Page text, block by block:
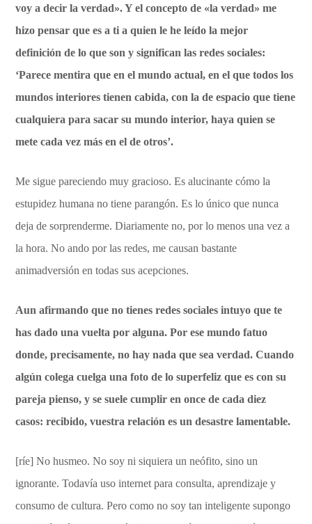
voy a decir la verdad». Y el concepto de «la verdad» me
hizo pensar que es a ti a quien le he leído la mejor
definición de lo que son y significan las redes sociales:
‘Parece mentira que en el mundo actual, en el que todos los
mundos interiores tienen cabida, con la de espacio que tiene
cualquiera para sacar su mundo interior, haya quien se
mete cada vez más en el de otros’.
Me sigue pareciendo muy gracioso. Es alucinante cómo la
estupidez humana no tiene parangón. Es lo único que nunca
deja de sorprenderme. Diariamente no, por lo menos una vez a
la hora. No ando por las redes, me causan bastante
animadversión en todas sus acepciones.
Aun afirmando que no tienes redes sociales intuyo que te
has dado una vuelta por alguna. Por ese mundo fatuo
donde, precisamente, no hay nada que sea verdad. Cuando
algún colega cuelga una foto de lo superfeliz que es con su
pareja pienso, y se suele cumplir en once de cada diez
casos: recibido, vuestra relación es un desastre lamentable.
[ríe] No husmeo. No soy ni siquiera un neófito, sino un
ignorante. Todavía uso internet para consulta, aprendizaje y
consumo de cultura. Pero como no soy tan inteligente supongo